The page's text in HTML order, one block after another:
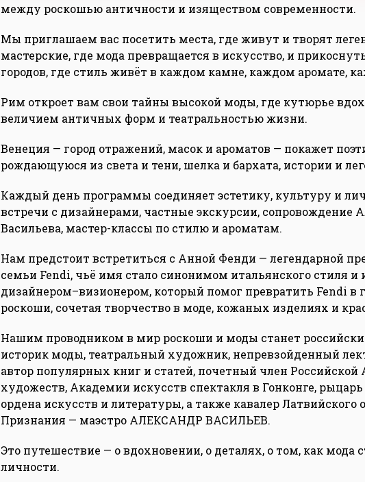
между роскошью античности и изяществом современности.
Мы приглашаем вас посетить места, где живут и творят
мастерские, где мода превращается в искусство, и
городов, где стиль живёт в каждом камне, каждом аромате,
Рим откроет вам свои тайны высокой моды, где кутюрье
величием античных форм и театральностью жизни.
Венеция — город отражений, масок и ароматов — покажет
рождающуюся из света и тени, шелка и бархата, истории и
Каждый день программы соединяет эстетику, культуру и
встречи с дизайнерами, частные экскурсии, сопровождение
Васильева, мастер-классы по стилю и ароматам.
Нам предстоит встретиться с Анной Фенди — легендарной
семьи Fendi, чьё имя стало синонимом итальянского стиля и
дизайнером–визионером, который помог превратить Fendi в
роскоши, сочетая творчество в моде, кожаных изделиях и
Нашим проводником в мир роскоши и моды станет
историк моды, театральный художник, непревзойденный
автор популярных книг и статей, почетный член
художеств, Академии искусств спектакля в Гонконге,
ордена искусств и литературы, а также кавалер Латвийского
Признания — маэстро АЛЕКСАНДР ВАСИЛЬЕВ.
Это путешествие — о вдохновении, о деталях, о том, как мода
личности.